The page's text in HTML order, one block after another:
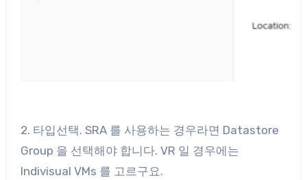
2. 타입선택. SRA 를 사용하는 경우라면 Datastore
Group 을 선택해야 합니다. VR 일 경우에는
Indivisual VMs 를 고르구요.